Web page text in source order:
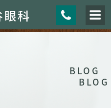
BLOG
BLOG